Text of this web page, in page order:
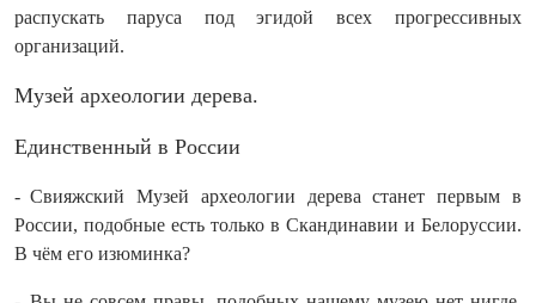
распускать паруса под эгидой всех прогрессивных
организаций.
Музей археологии дерева.
Единственный в России
- Свияжский Музей археологии дерева станет первым в
России, подобные есть только в Скандинавии и Белоруссии.
В чём его изюминка?